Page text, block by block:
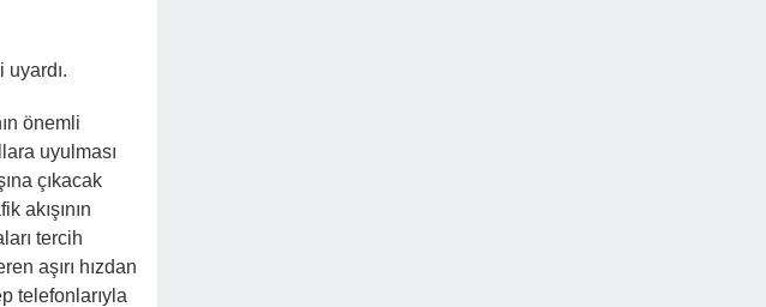
uyardı.
önemli
uyulması
çıkacak
akışının
tercih
aşırı hızdan
telefonlarıyla